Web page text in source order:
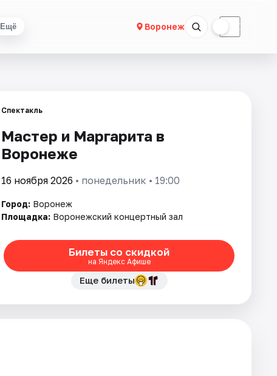
Ещё Воронеж ☾
Спектакль
Мастер и Маргарита в
Воронеже
16 ноября 2026 • понедельник • 19:00
Город: Воронеж
Площадка: Воронежский концертный зал
Билеты со скидкой
на Яндекс Афише
Еще билеты